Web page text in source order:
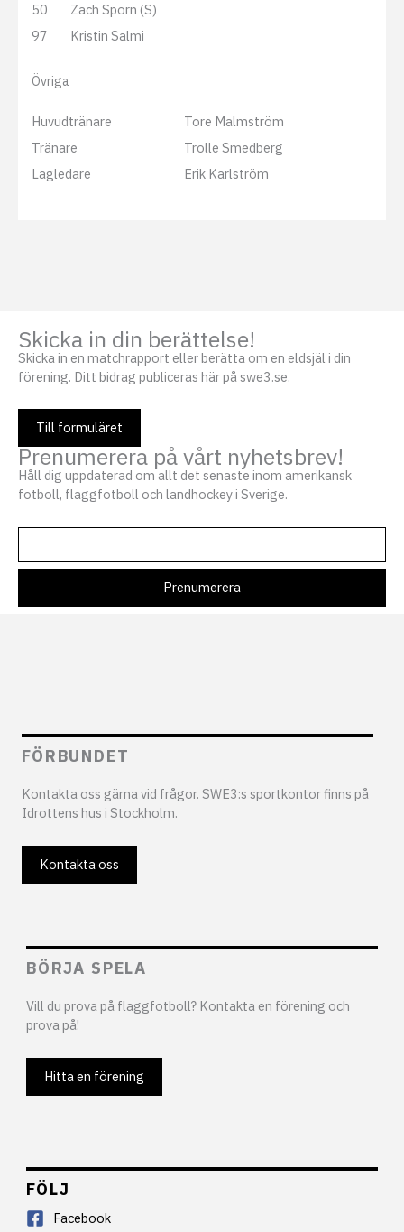
50
Zach Sporn (S)
97
Kristin Salmi
Övriga
Huvudtränare
Tore Malmström
Tränare
Trolle Smedberg
Lagledare
Erik Karlström
Skicka in din berättelse!
Skicka in en matchrapport eller berätta om en eldsjäl i din
förening. Ditt bidrag publiceras här på swe3.se.
Till formuläret
Prenumerera på vårt nyhetsbrev!
Håll dig uppdaterad om allt det senaste inom amerikansk
fotboll, flaggfotboll och landhockey i Sverige.
FÖRBUNDET
Kontakta oss gärna vid frågor. SWE3:s sportkontor finns på
Idrottens hus i Stockholm.
Kontakta oss
BÖRJA SPELA
Vill du prova på flaggfotboll? Kontakta en förening och
prova på!
Hitta en förening
FÖLJ
Facebook